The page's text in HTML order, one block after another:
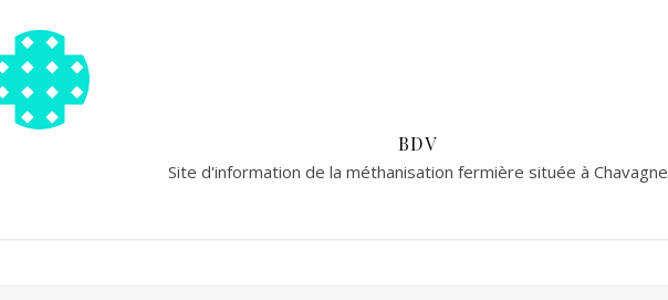
BDV
Site d'information de la méthanisation fermière située à Chavagne